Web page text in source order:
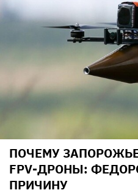
ПОЧЕМУ
FPV-ДРОНЫ:
ПРИЧИНУ